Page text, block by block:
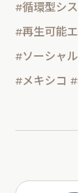
#循環型シ
#再生可能
#ソーシャ
#メキシコ